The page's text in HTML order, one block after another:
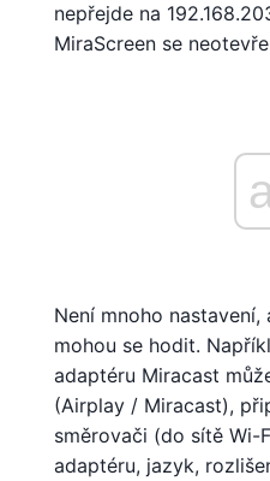
nepřejde na
MiraScreen se
Není mnoho nastavení,
mohou se hodit.
adaptéru Miracast
(Airplay / Miracast),
směrovači (do sítě Wi-
adaptéru, jazyk,